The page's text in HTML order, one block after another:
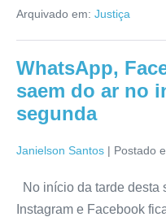
Arquivado em: Justiça
WhatsApp,
saem do ar no
segunda
Janielson Santos | Postado
No início da tarde desta
Instagram e Facebook